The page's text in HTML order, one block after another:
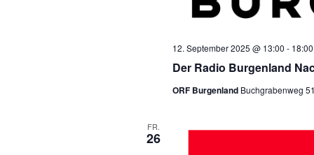
Der Radio Burgenland
12. September 2025 @ 13:00 - 18:00
ORF Burgenland Buchgrabenweg
FR.
26